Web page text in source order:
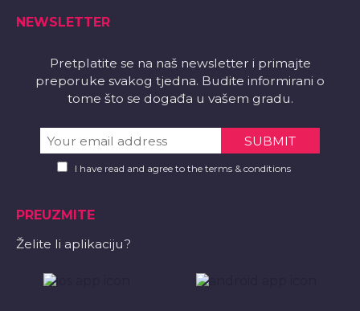
NEWSLETTER
Pretplatite se na naš newsletter i primajte
preporuke svakog tjedna. Budite informirani o
tome što se događa u vašem gradu.
I have read and agree to the terms & conditions
PREUZMITE
Želite li aplikaciju?